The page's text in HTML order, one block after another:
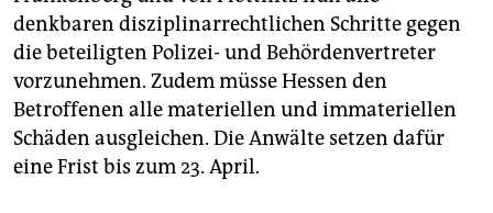
denkbaren disziplinarrechtlichen Schritte gegen
die beteiligten Polizei- und Behördenvertreter
vorzunehmen. Zudem müsse Hessen den
Betroffenen alle materiellen und immateriellen
Schäden ausgleichen. Die Anwälte setzen dafür
eine Frist bis zum 23. April.